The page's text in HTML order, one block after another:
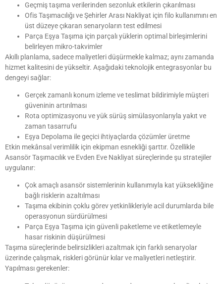
Geçmiş taşıma verilerinden sezonluk etkilerin çıkarılması
Ofis Taşımacılığı ve Şehirler Arası Nakliyat için filo kullanımını en
üst düzeye çıkaran senaryoların test edilmesi
Parça Eşya Taşıma için parçalı yüklerin optimal birleşimlerini
belirleyen mikro-takvimler
Akıllı planlama, sadece maliyetleri düşürmekle kalmaz; aynı zamanda
hizmet kalitesini de yükseltir. Aşağıdaki teknolojik entegrasyonlar bu
dengeyi sağlar:
Gerçek zamanlı konum izleme ve teslimat bildirimiyle müşteri
güveninin artırılması
Rota optimizasyonu ve yük sürüş simülasyonlarıyla yakıt ve
zaman tasarrufu
Eşya Depolama ile geçici ihtiyaçlarda çözümler üretme
Etkin mekânsal verimlilik için ekipman esnekliği şarttır. Özellikle
Asansör Taşımacılık ve Evden Eve Nakliyat süreçlerinde şu stratejiler
uygulanır:
Çok amaçlı asansör sistemlerinin kullanımıyla kat yüksekliğine
bağlı risklerin azaltılması
Taşıma ekibinin çoklu görev yetkinlikleriyle acil durumlarda bile
operasyonun sürdürülmesi
Parça Eşya Taşıma için güvenli paketleme ve etiketlemeyle
hasar riskinin düşürülmesi
Taşıma süreçlerinde belirsizlikleri azaltmak için farklı senaryolar
üzerinde çalışmak, riskleri görünür kılar ve maliyetleri netleştirir.
Yapılması gerekenler: